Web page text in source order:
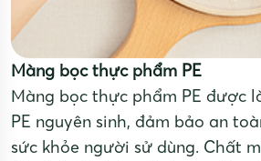
Màng bọc thực phẩm PE
Màng bọc thực phẩm PE được
PE nguyên sinh, đảm bảo an
sức khỏe người sử dùng. Chất